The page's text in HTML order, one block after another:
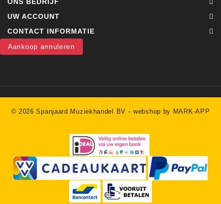
UW ACCOUNT
CONTACT INFORMATIE
Aankoop annuleren
© 2026 Spanjaard Muziekhandel BV -webshop by MARK-APP